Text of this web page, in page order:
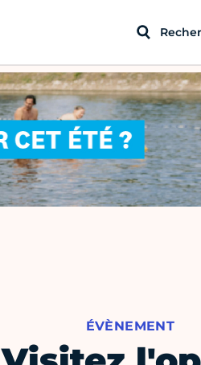
ÉVÈNEMENT